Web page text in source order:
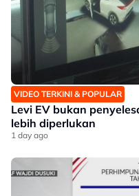
VIDEO TERKINI & POPULAR
Levi EV bukan
lebih diperlukan
1 day ago